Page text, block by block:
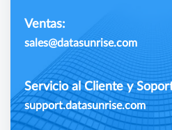
Ventas:
sales@datasunrise.com
Servicio al Cliente y
support.datasunrise.com